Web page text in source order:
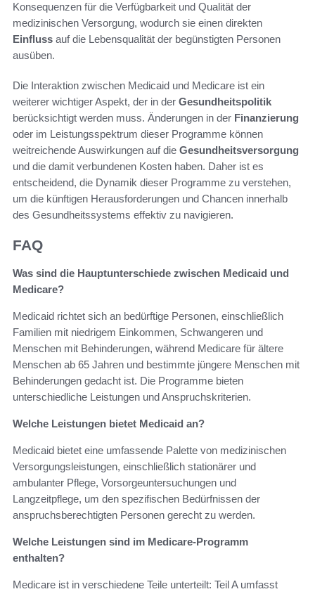
Konsequenzen für die Verfügbarkeit und Qualität der
medizinischen Versorgung, wodurch sie einen direkten
Einfluss auf die Lebensqualität der begünstigten Personen
ausüben.
Die Interaktion zwischen Medicaid und Medicare ist ein
weiterer wichtiger Aspekt, der in der Gesundheitspolitik
berücksichtigt werden muss. Änderungen in der Finanzierung
oder im Leistungsspektrum dieser Programme können
weitreichende Auswirkungen auf die Gesundheitsversorgung
und die damit verbundenen Kosten haben. Daher ist es
entscheidend, die Dynamik dieser Programme zu verstehen,
um die künftigen Herausforderungen und Chancen innerhalb
des Gesundheitssystems effektiv zu navigieren.
FAQ
Was sind die Hauptunterschiede zwischen Medicaid und
Medicare?
Medicaid richtet sich an bedürftige Personen, einschließlich
Familien mit niedrigem Einkommen, Schwangeren und
Menschen mit Behinderungen, während Medicare für ältere
Menschen ab 65 Jahren und bestimmte jüngere Menschen mit
Behinderungen gedacht ist. Die Programme bieten
unterschiedliche Leistungen und Anspruchskriterien.
Welche Leistungen bietet Medicaid an?
Medicaid bietet eine umfassende Palette von medizinischen
Versorgungsleistungen, einschließlich stationärer und
ambulanter Pflege, Vorsorgeuntersuchungen und
Langzeitpflege, um den spezifischen Bedürfnissen der
anspruchsberechtigten Personen gerecht zu werden.
Welche Leistungen sind im Medicare-Programm
enthalten?
Medicare ist in verschiedene Teile unterteilt: Teil A umfasst